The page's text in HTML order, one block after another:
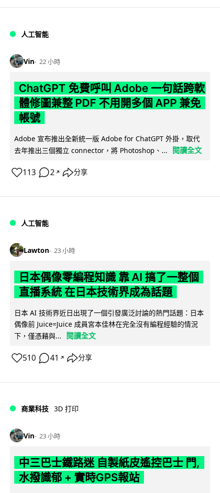
人工智能
Vin 22 小時
ChatGPT 免費呼叫 Adobe 一句話跨軟
體修圖兼整 PDF 不用開多個 APP 兼免
帳號
Adobe 宣布推出全新統一版 Adobe for ChatGPT 外掛，取代
去年推出三個獨立 connector，將 Photoshop、...
閱讀全文
113 2 ↗ 分享
人工智能
Lawton 23 小時
日本偶像零編程知識 靠 AI 搞了一整個
直播系統 在日本技術界成為話題
日本 AI 技術界近日出現了一個引發廣泛討論的熱門話題：日本
偶像前 Juice=Juice 成員宮本佳林在完全沒有編程經驗的情況
下，僅憑藉與...
閱讀全文
510 41 ↗ 分享
商業科技 3D 打印
Vin 23 小時
中三巴士鐵路迷 自製紙皮遙控巴士 門,
水撥識郁 + 實時GPS報站